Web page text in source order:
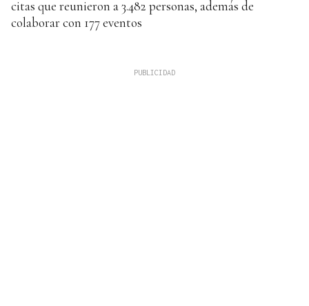
citas que reunieron a 3.482 personas, además de
colaborar con 177 eventos